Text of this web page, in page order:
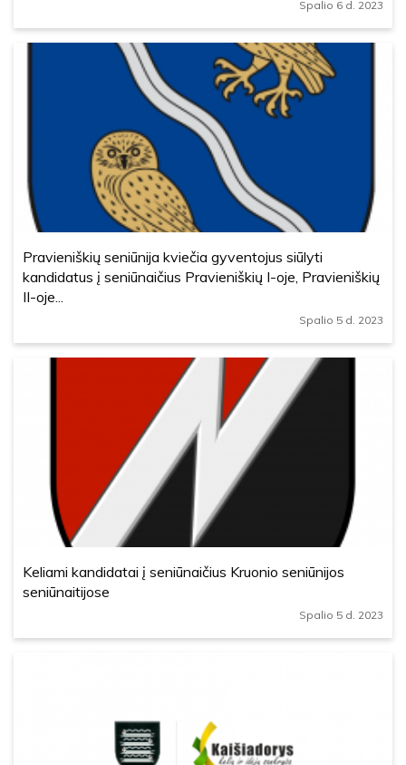
Spalio 6 d. 2023
Pravieniškių seniūnija kviečia gyventojus siūlyti
kandidatus į seniūnaičius Pravieniškių I-oje, Pravieniškių
II-oje...
Spalio 5 d. 2023
Keliami kandidatai į seniūnaičius Kruonio seniūnijos
seniūnaitijose
Spalio 5 d. 2023